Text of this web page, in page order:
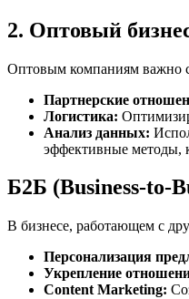
2. Оптовый
Оптовым компаниям важно
Партнерские
Логистика:
Анализ данных:
эффективные методы,
Б2Б (Business-to-
В бизнесе, работающем с
Персонализация
Укрепление
Content Marketing: